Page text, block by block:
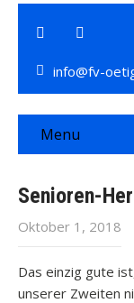
info@fv-
Menu
Senioren-
Oktober 1, 2018
Das einzig gute
unserer Zweiten